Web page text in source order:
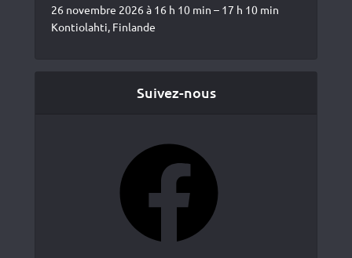
26 novembre 2026 à 16 h 10 min – 17 h 10 min
Kontiolahti, Finlande
Suivez-nous